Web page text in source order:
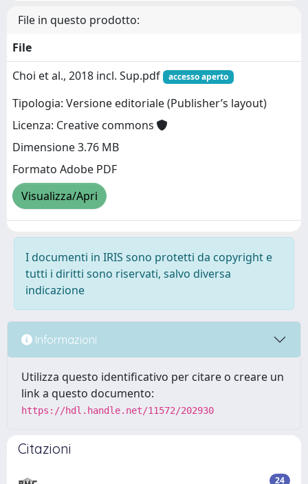
File in questo prodotto:
File
Choi et al., 2018 incl. Sup.pdf
accesso aperto
Tipologia: Versione editoriale (Publisher’s layout)
Licenza: Creative commons
Dimensione 3.76 MB
Formato Adobe PDF
Visualizza/Apri
I documenti in IRIS sono protetti da copyright e
tutti i diritti sono riservati, salvo diversa
indicazione
Informazioni
Utilizza questo identificativo per citare o creare un
link a questo documento:
https://hdl.handle.net/11572/202930
Citazioni
24